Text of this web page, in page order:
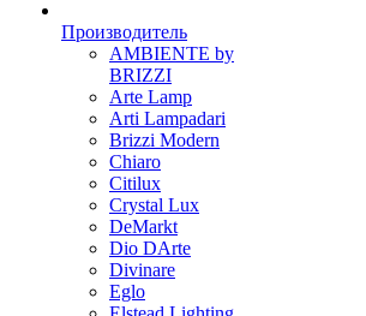
Производитель
AMBIENTE by
BRIZZI
Arte Lamp
Arti Lampadari
Brizzi Modern
Chiaro
Citilux
Crystal Lux
DeMarkt
Dio DArte
Divinare
Eglo